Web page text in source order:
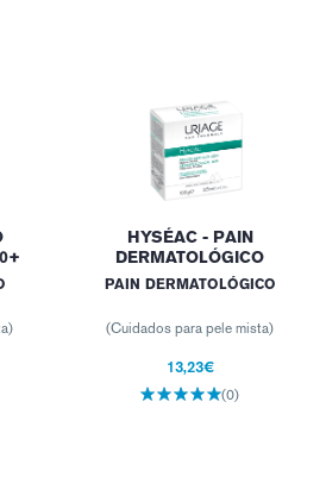
HYSÉAC - PAIN
DERMATOLÓGICO
PAIN DERMATOLÓGICO
(Cuidados para pele mista)
13,23€
(0)